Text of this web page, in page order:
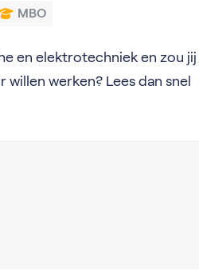
MBO
en elektrotechniek en zou jij
werken? Lees dan snel